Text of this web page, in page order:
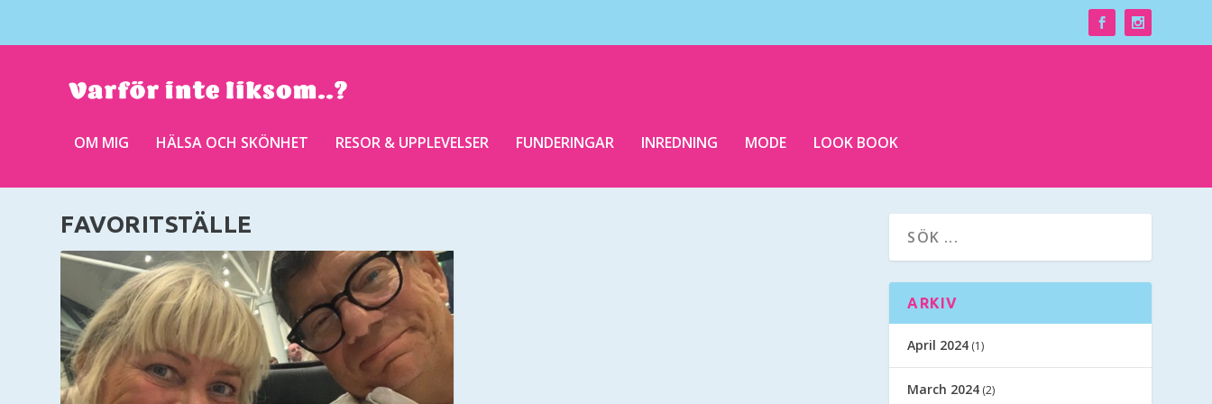
OM MIG HÄLSA OCH SKÖNHET RESOR & UPPLEVELSER FUNDERINGAR INREDNING MODE LOOK BOOK
FAVORITSTÄLLE
ARKIV
April 2024 (1)
March 2024 (2)